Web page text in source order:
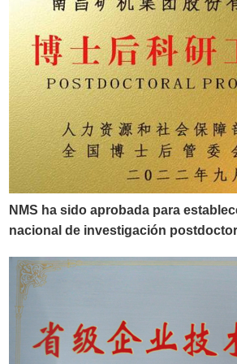
NMS ha sido aprobada para
nacional de investigación